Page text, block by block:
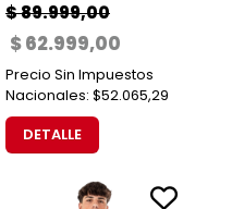
$ 89.999,00
$ 62.999,00
Precio Sin Impuestos
Nacionales: $52.065,29
DETALLE